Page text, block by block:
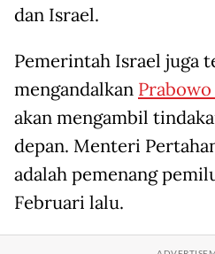
dan Israel.
Pemerintah Israel juga
mengandalkan
akan mengambil
depan. Menteri
adalah pemenang
Februari lalu.